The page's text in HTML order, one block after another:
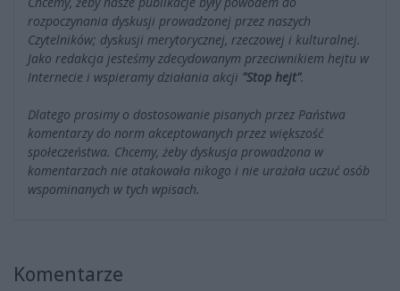
rozpoczynania dyskusji prowadzonej przez naszych
Czytelników; dyskusji merytorycznej, rzeczowej i kulturalnej.
Jako redakcja jesteśmy zdecydowanym przeciwnikiem hejtu w
Internecie i wspieramy działania akcji "Stop hejt".
Dlatego prosimy o dostosowanie pisanych przez Państwa
komentarzy do norm akceptowanych przez większość
społeczeństwa. Chcemy, żeby dyskusja prowadzona w
komentarzach nie atakowała nikogo i nie urażała uczuć osób
wspominanych w tych wpisach.
Komentarze